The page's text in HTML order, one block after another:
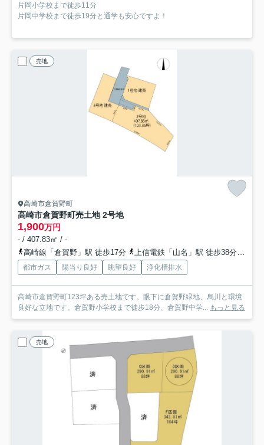
片岡小学校まで徒歩11分
片岡中学校まで徒歩19分と通学も安心ですよ！
売地
高崎市倉賀野町
高崎市倉賀野町売土地 2号地
1,900万円
- / 407.83㎡ / -
高崎線「倉賀野」駅 徒歩17分
上信電鉄「山名」駅 徒歩38分
都市ガス 陽当り良好 眺望良好 浄化槽排水
高崎市倉賀野町123坪ある売土地です。眼下に倉賀野緑地、烏川と環境
良好な立地です。倉賀野小学校まで徒歩18分、倉賀野中学... もっと見る
売地